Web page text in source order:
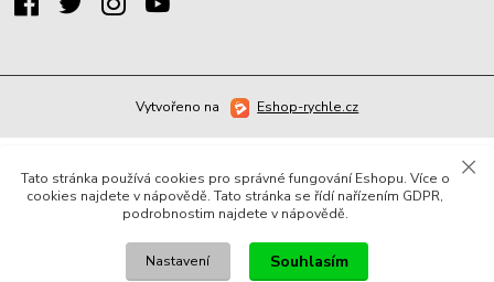
Vytvořeno na Eshop-rychle.cz
Tato stránka používá cookies pro správné fungování Eshopu. Více o
cookies najdete v nápovědě. Tato stránka se řídí nařízením GDPR,
podrobnostim najdete v nápovědě.
Nastavení Souhlasím